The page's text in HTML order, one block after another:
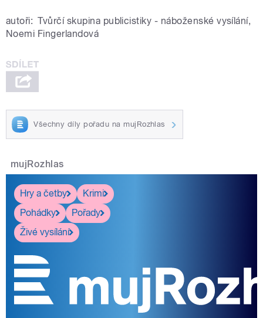
autoři: Tvůrčí skupina publicistiky - náboženské vysílání,
Noemi Fingerlandová
Všechny díly pořadu na mujRozhlas
mujRozhlas
Hry a četby
Krimi
Pohádky
Pořady
Živé vysílání